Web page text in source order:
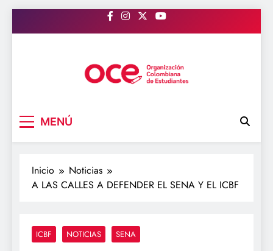
al
MENÚ
Inicio
Noticias
A LAS CALLES A DEFENDER EL SENA Y EL ICBF
ICBF NOTICIAS SENA